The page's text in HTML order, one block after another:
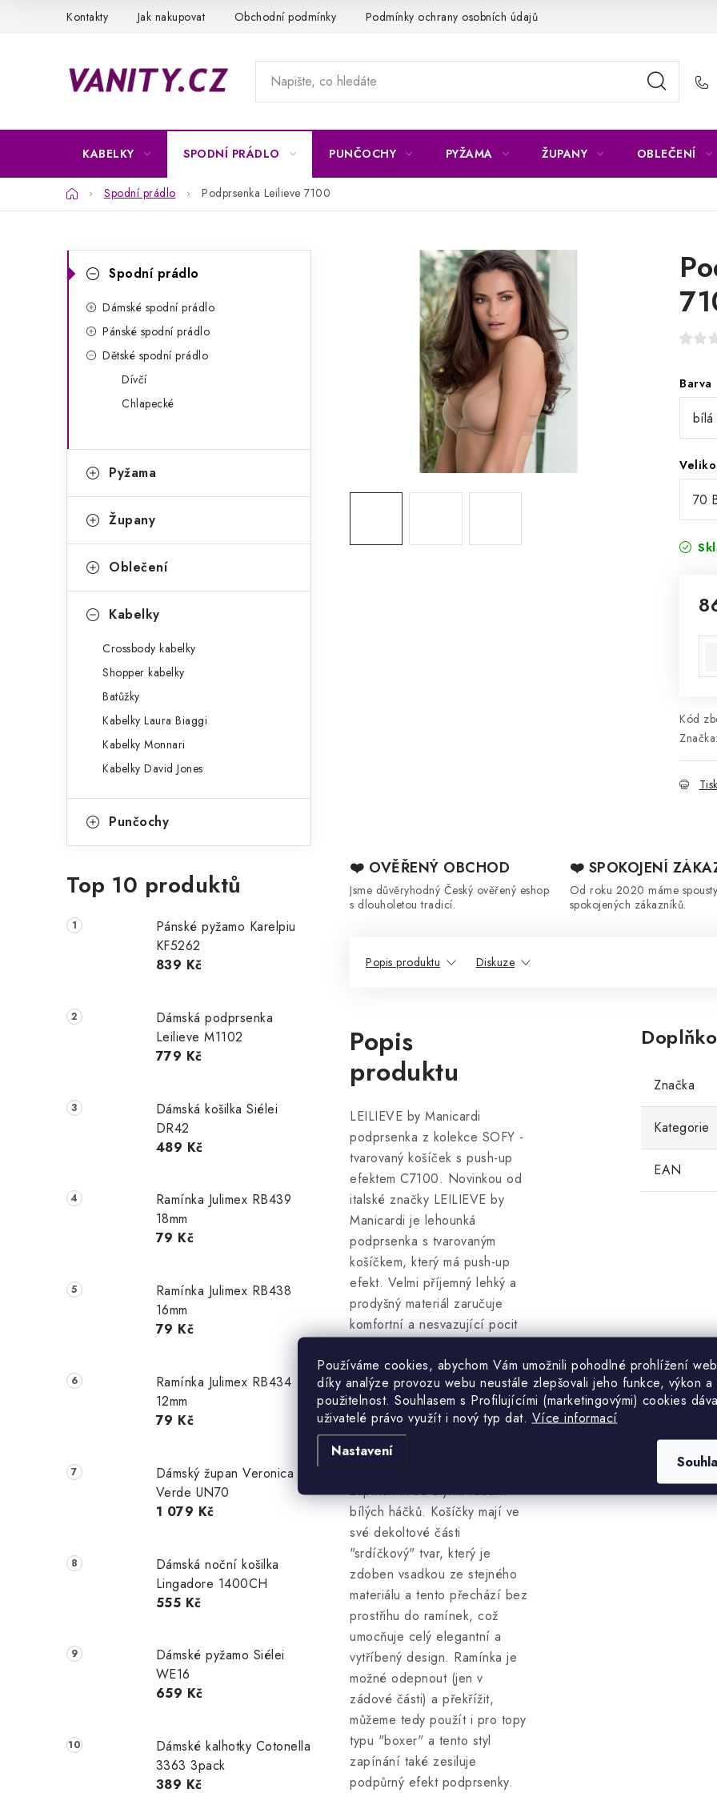
Používáme cookies, abychom Vám umožnili pohodlné prohlížení
díky analýze provozu webu neustále zlepšovali jeho funkce, výkon a
použitelnost. Souhlasem s Profilujícími (marketingovými) cookies
uživatelé právo využít i nový typ dat. Více informací
Nastavení
Kontakty Jak nakupovat Obchodní podmínky Podmínky ochrany osobních údajů
KABELKY SPODNÍ PRÁDLO PUNČOCHY PYŽAMA ŽUPANY OBLEČENÍ
DomůSpodní prádlo Podprsenka Leilieve 7100
P
n
í
p
n
kategorie
K
a
i
Spodní prádlo
Dámské spodní prádlo
Pánské spodní prádlo
Dětské spodní prádlo
Dívčí
Chlapecké
Pyžama
Župany
Oblečení
Kabelky
Crossbody kabelky
Shopper kabelky
Batůžky
Kabelky Laura Biaggi
Kabelky Monnari
Kabelky David Jones
Punčochy
Top 10 produktů
Pánské pyžamo Karelpiu
KF5262
839 Kč
Dámská podprsenka
Leilieve M1102
779 Kč
Dámská košilka Siélei
DR42
489 Kč
Ramínka Julimex RB439
18mm
79 Kč
Ramínka Julimex RB438
16mm
79 Kč
Ramínka Julimex RB434
12mm
79 Kč
Dámský župan Veronica
Verde UN70
1 079 Kč
Dámská noční košilka
Lingadore 1400CH
555 Kč
Dámské pyžamo Siélei
WE16
659 Kč
Dámské kalhotky Cotonella
3363 3pack
389 Kč
Barva
Kód
❤️ OVĚŘENÝ OBCHOD
Jsme důvěryhodný Český ověřený eshop
s dlouholetou tradicí.
❤️ SPOKOJENÍ
Od roku 2020 máme
spokojených zákazníků.
Popis produktu Diskuze
Popis
produktu
LEILIEVE by Manicardi
podprsenka z kolekce SOFY -
tvarovaný košíček s push-up
efektem C7100. Novinkou od
italské značky LEILIEVE by
Manicardi je lehounká
podprsenka s tvarovaným
košíčkem, který má push-up
efekt. Velmi příjemný lehký a
prodyšný materiál zaručuje
komfortní a nesvazující pocit
Střed podprsenky je mírně
vyšší a obvod dostatečně
pevný i pružný, což zaručuje,
že celý střih spolehlivě sedí.
Obvod je v zádové části
zapínáním se čtyřmi řadami
bílých háčků. Košíčky mají ve
své dekoltové části
"srdíčkový" tvar, který je
zdoben vsadkou ze stejného
materiálu a tento přechází bez
prostřihu do ramínek, což
umocňuje celý elegantní a
vytříbený design. Ramínka je
možné odepnout (jen v
zádové části) a překřížit,
můžeme tedy použít i pro topy
typu "boxer" a tento styl
zapínání také zesiluje
podpůrný efekt podprsenky.
Značka
Kategorie
EAN